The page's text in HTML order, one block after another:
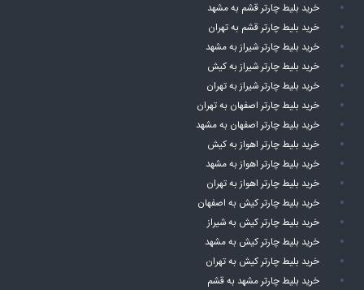
خرید بلیط چارتر قشم به مشهد
خرید بلیط چارتر قشم به تهران
خرید بلیط چارتر شیراز به مشهد
خرید بلیط چارتر شیراز به کیش
خرید بلیط چارتر شیراز به تهران
خرید بلیط چارتر اصفهان به تهران
خرید بلیط چارتر اصفهان به مشهد
خرید بلیط چارتر اهواز به کیش
خرید بلیط چارتر اهواز به مشهد
خرید بلیط چارتر اهواز به تهران
خرید بلیط چارتر کیش به اصفهان
خرید بلیط چارتر کیش به شیراز
خرید بلیط چارتر کیش به مشهد
خرید بلیط چارتر کیش به تهران
خرید بلیط چارتر مشهد به قشم